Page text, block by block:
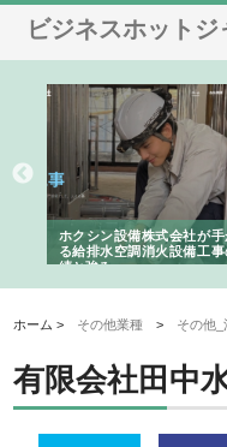
ビジネスホットジ
ホクシン設備株式会社が手
る給排水空調消火設備工事
績と強み
ホーム > その他業種 > その他
有限会社田中